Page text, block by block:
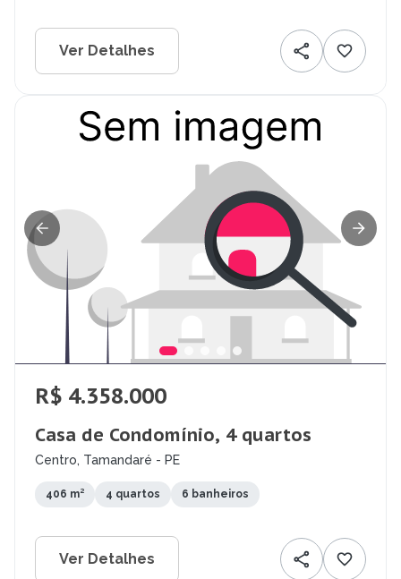
Ver Detalhes
R$ 4.358.000
Casa de Condomínio, 4 quartos
Centro, Tamandaré - PE
406 m² 4 quartos 6 banheiros
Ver Detalhes